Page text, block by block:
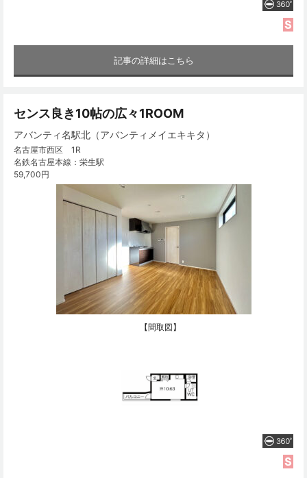
記事の詳細はこちら
センス良き10帖の広々1ROOM
アバンティ名駅北（アバンティメイエキキタ）
名古屋市西区 1R
名鉄名古屋本線：栄生駅
59,700円
【間取図】